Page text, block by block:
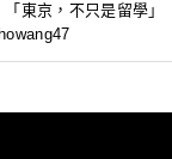
東京，不只是留學」